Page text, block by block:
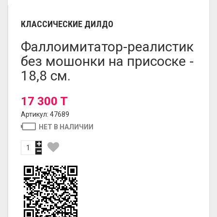
КЛАССИЧЕСКИЕ ДИЛДО
Фаллоимитатор-реалистик
без мошонки на присоске -
18,8 см.
17 300 T
Артикул: 47689
НЕТ В НАЛИЧИИ